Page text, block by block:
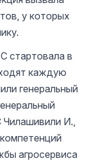
у которых
стартовала в
каждую
генеральный
Чилашивили И.,
агросервиса